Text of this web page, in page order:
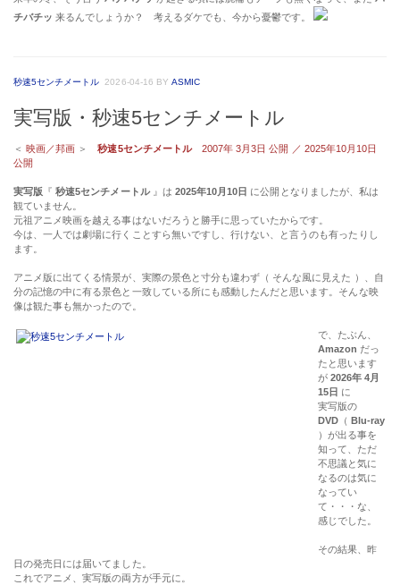
チバチッ 来るんでしょうか？ 考えるダケでも、今から憂鬱です。
秒速5センチメートル 2026-04-16 BY ASMIC
実写版・秒速5センチメートル
＜ 映画／邦画 ＞秒速5センチメートル2007年 3月3日 公開 ／ 2025年10月10日
公開
実写版 『秒速5センチメートル』は 2025年10月10日 に公開となりましたが、私は
観ていません。
元祖アニメ映画を越える事はないだろうと勝手に思っていたからです。
今は、一人では劇場に行くことすら無いですし、行けない、と言うのも有ったりし
ます。
アニメ版に出てくる情景が、実際の景色と寸分も違わず（ そんな風に見えた ）、自
分の記憶の中に有る景色と一致している所にも感動したんだと思います。そんな映
像は観た事も無かったので。
で、たぶん、
Amazon だっ
たと思います
が2026年 4月
15日 に
実写版の
DVD （ Blu-ray
）が出る事を
知って、ただ
不思議と気に
なるのは気に
なってい
て・・・な、
感じでした。
その結果、昨
日の発売日には届いてました。
これでアニメ、実写版の両方が手元に。